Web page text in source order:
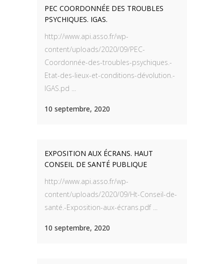
PEC COORDONNÉE DES TROUBLES
PSYCHIQUES. IGAS.
http://www.api.asso.fr/wp-
content/uploads/2020/09/PEC-
Coordonnée-des-troubles-psychiques.-
Etat-des-lieux-et-conditions-dévolution.-
IGAS.pd ...
10 septembre, 2020
EXPOSITION AUX ÉCRANS. HAUT
CONSEIL DE SANTÉ PUBLIQUE
http://www.api.asso.fr/wp-
content/uploads/2020/09/Ht-Conseil-de-
santé.-Exposition-aux-écrans.pdf ...
10 septembre, 2020